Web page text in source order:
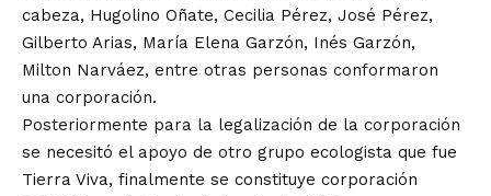
cabeza, Hugolino Oñate, Cecilia Pérez, José Pérez,
Gilberto Arias, María Elena Garzón, Inés Garzón,
Milton Narváez, entre otras personas conformaron
una corporación.
Posteriormente para la legalización de la corporación
se necesitó el apoyo de otro grupo ecologista que fue
Tierra Viva, finalmente se constituye corporación